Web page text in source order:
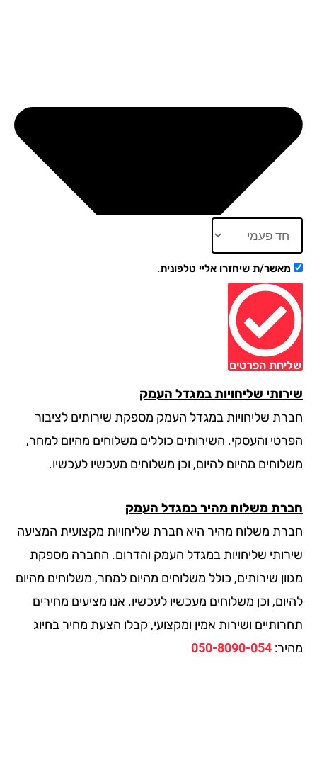
מאשר/ת שיחזרו אליי טלפונית.
הפרטים
שליחויות במגדל העמק
שליחויות במגדל העמק מספקת שירותים לציבור
והעסקי. השירותים כוללים משלוחים מהיום למחר,
מהיום להיום, וכן משלוחים מעכשיו לעכשיו.
משלוח מהיר במגדל העמק
משלוח מהיר היא חברת שליחויות מקצועית המציעה
שליחויות במגדל העמק והדרום. החברה מספקת
שירותים, כולל משלוחים מהיום למחר, משלוחים מהיום
וכן משלוחים מעכשיו לעכשיו. אנו מציעים מחירים
ושירות אמין ומקצועי, קבלו הצעת מחיר בחיוג
050-8090-054